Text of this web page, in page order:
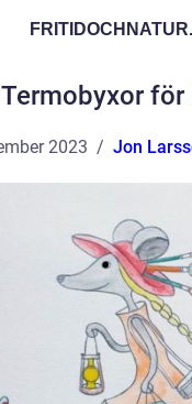
FRITIDOCHNATUR.
Termobyxor för
2023 Jon